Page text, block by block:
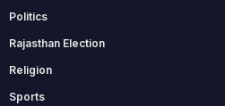
Politics
Rajasthan Election
Religion
Sports